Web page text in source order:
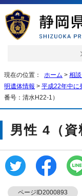
現在の位置： ホーム > 相
明遺体情報 > 平成22年中に
番号：清水H22-1）
男性 4（資
ページID2000893